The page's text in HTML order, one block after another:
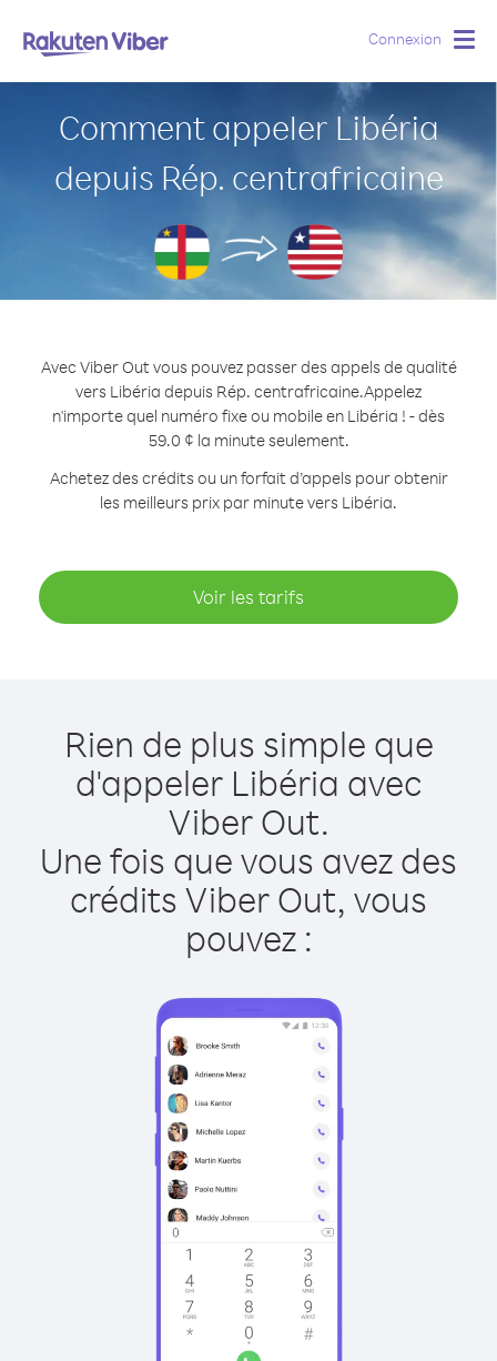
Connexion
Comment appeler Libéria
depuis Rép. centrafricaine
Avec Viber Out vous pouvez passer des appels de qualité
vers Libéria depuis Rép. centrafricaine.Appelez
n'importe quel numéro fixe ou mobile en Libéria ! - dès
59.0 ¢ la minute seulement.
Achetez des crédits ou un forfait d’appels pour obtenir
les meilleurs prix par minute vers Libéria.
Voir les tarifs
Rien de plus simple que
d'appeler Libéria avec
Viber Out.
Une fois que vous avez des
crédits Viber Out, vous
pouvez :